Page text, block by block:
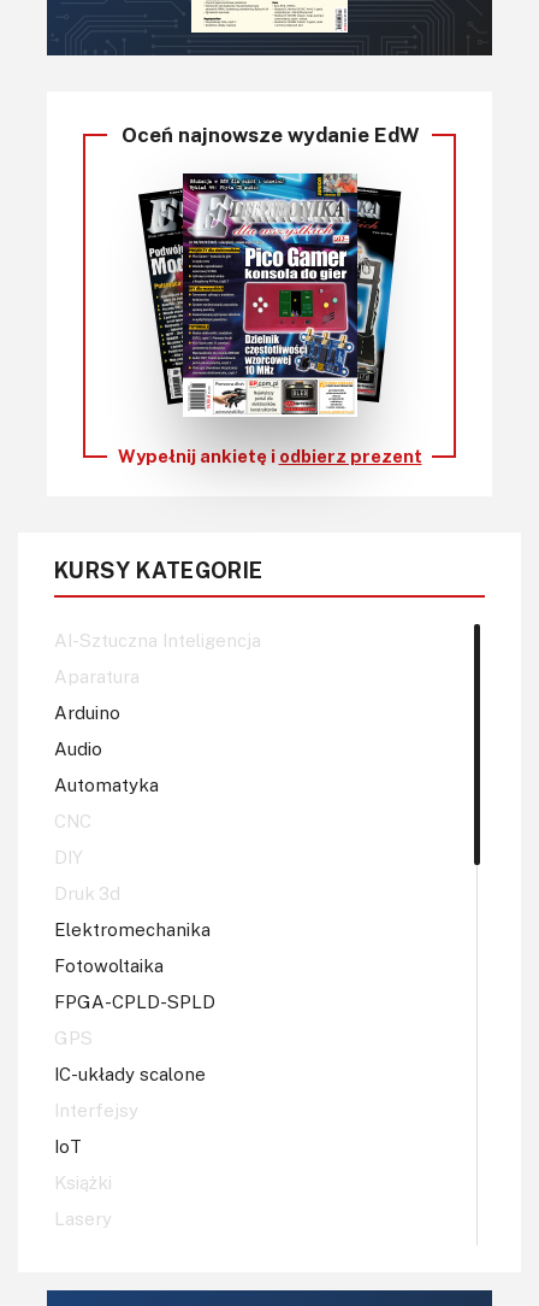
Oceń najnowsze wydanie EdW
Wypełnij ankietę i odbierz prezent
KURSY KATEGORIE
AI-Sztuczna Inteligencja
Aparatura
Arduino
Audio
Automatyka
CNC
DIY
Druk 3d
Elektromechanika
Fotowoltaika
FPGA-CPLD-SPLD
GPS
IC-układy scalone
Interfejsy
IoT
Książki
Lasery
Mechatronika